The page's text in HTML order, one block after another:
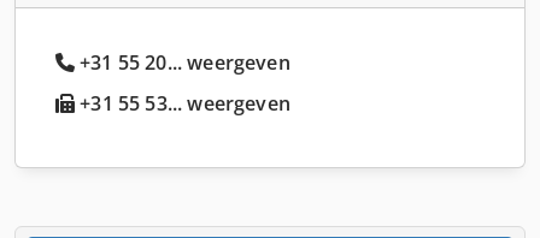
+31 55 20... weergeven
+31 55 53... weergeven